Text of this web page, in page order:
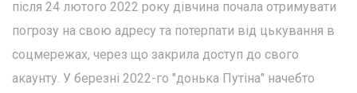
після 24 лютого 2022 року дівчина почала отримувати
погрозу на свою адресу та потерпати від цькування в
соцмережах, через що закрила доступ до свого
акаунту. У березні 2022-го "донька Путіна" начебто